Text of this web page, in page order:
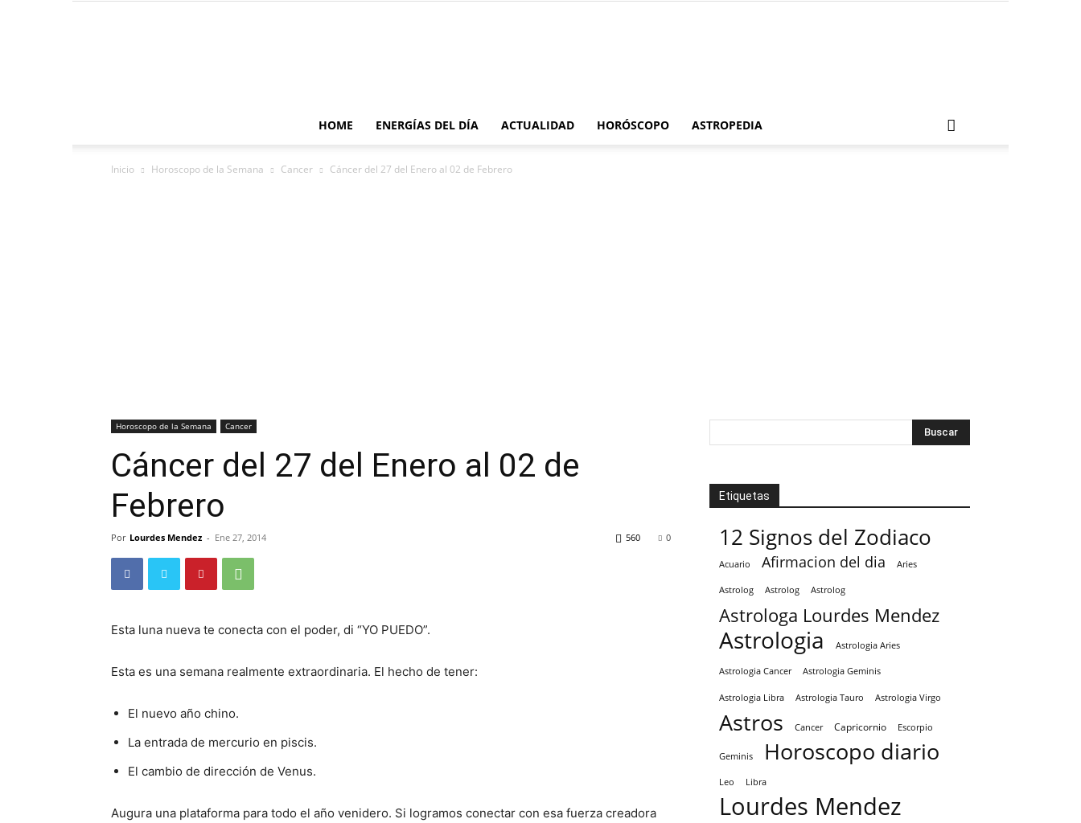
HOME ENERGÍAS DEL DÍA ACTUALIDAD HORÓSCOPO ASTROPEDIA
Inicio Horoscopo de la Semana Cancer Cáncer del 27 del Enero al 02 de Febrero
Horoscopo de la Semana Cancer
Cáncer del 27 del Enero al 02 de
Febrero
Por Lourdes Mendez - Ene 27, 2014 0
560
Esta luna nueva te conecta con el poder, di “YO PUEDO”.
Esta es una semana realmente extraordinaria. El hecho de tener:
El nuevo año chino.
La entrada de mercurio en piscis.
El cambio de dirección de Venus.
Augura una plataforma para todo el año venidero. Si logramos conectar con esa fuerza creadora
Etiquetas
12 Signos del Zodiaco
Acuario Afirmacion del dia Aries
Astrolog Astrolog Astrolog
Astrologa Lourdes Mendez
Astrologia Astrologia Aries
Astrologia Cancer Astrologia Geminis
Astrologia Libra Astrologia Tauro Astrologia Virgo
Astros Cancer Capricornio Escorpio
Geminis Horoscopo diario
Leo Libra
Lourdes Mendez